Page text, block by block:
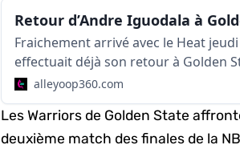
Fraichement arrivé avec le Heat
effectuait déjà son retour à Golden
bien accueilli, là où il a joué de 2013 à
a d’abord offert une vidéo
https://twitter.com/NBA/status/
Iguodala fait partie des cinq
alleyoop360.com
Les Warriors de Golden State
deuxième match des finales de la